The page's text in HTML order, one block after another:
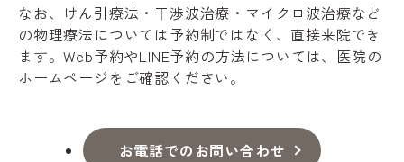
なお、けん引療法・干渉波治療・マイクロ波治療など
の物理療法については予約制ではなく、直接来院でき
ます。Web予約やLINE予約の方法については、医院の
ホームページをご確認ください。
お電話でのお問い合わせ